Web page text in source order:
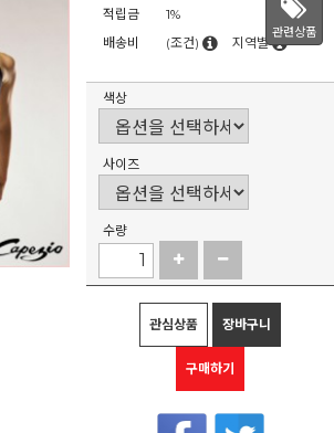
적립금
1%
배송비
(조건) 지역별
관련상품
색상
사이즈
수량
관심상품 장바구니
구매하기